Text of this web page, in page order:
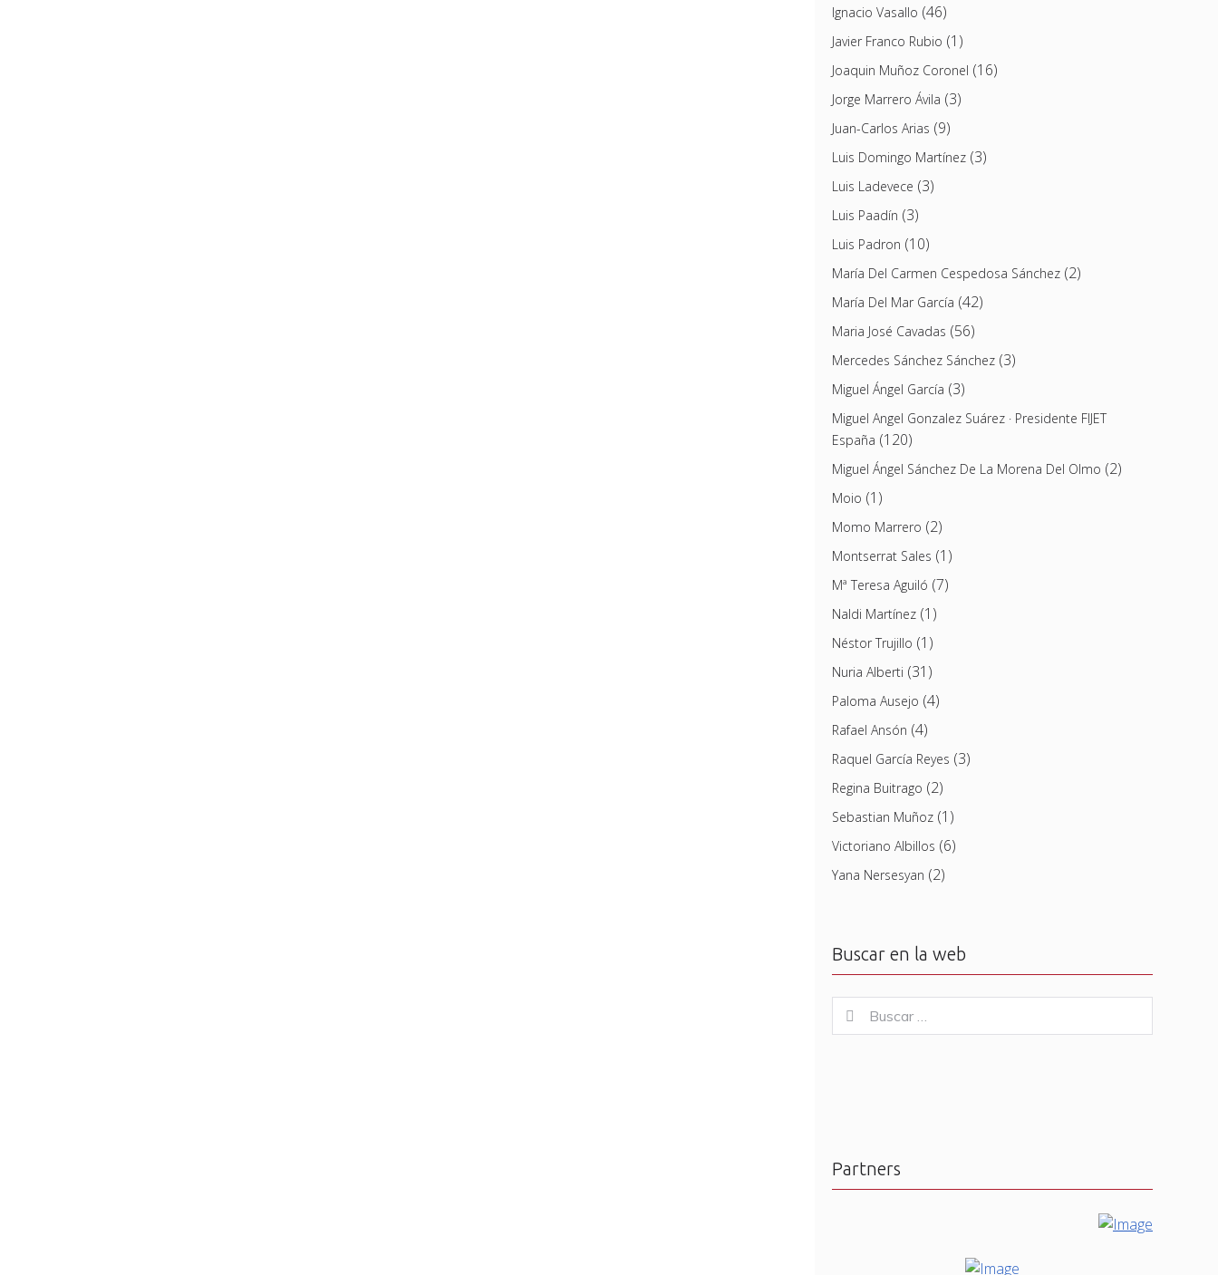
Ignacio Vasallo (46)
Javier Franco Rubio (1)
Joaquin Muñoz Coronel (16)
Jorge Marrero Ávila (3)
Juan-Carlos Arias (9)
Luis Domingo Martínez(3)
Luis Ladevece (3)
Luis Paadín (3)
Luis Padron (10)
María Del Carmen Cespedosa Sánchez(2)
María Del Mar García (42)
Maria José Cavadas (56)
Mercedes Sánchez Sánchez(3)
Miguel Ángel García (3)
Miguel Angel Gonzalez Suárez · Presidente FIJET
España (120)
Miguel Ángel Sánchez De La Morena Del Olmo (2)
Moio (1)
Momo Marrero (2)
Montserrat Sales (1)
Mª Teresa Aguiló (7)
Naldi Martínez(1)
Néstor Trujillo (1)
Nuria Alberti (31)
Paloma Ausejo (4)
Rafael Ansón (4)
Raquel García Reyes (3)
Regina Buitrago (2)
Sebastian Muñoz(1)
Victoriano Albillos (6)
Yana Nersesyan (2)
Buscar en la web
for:
Buscar
Partners